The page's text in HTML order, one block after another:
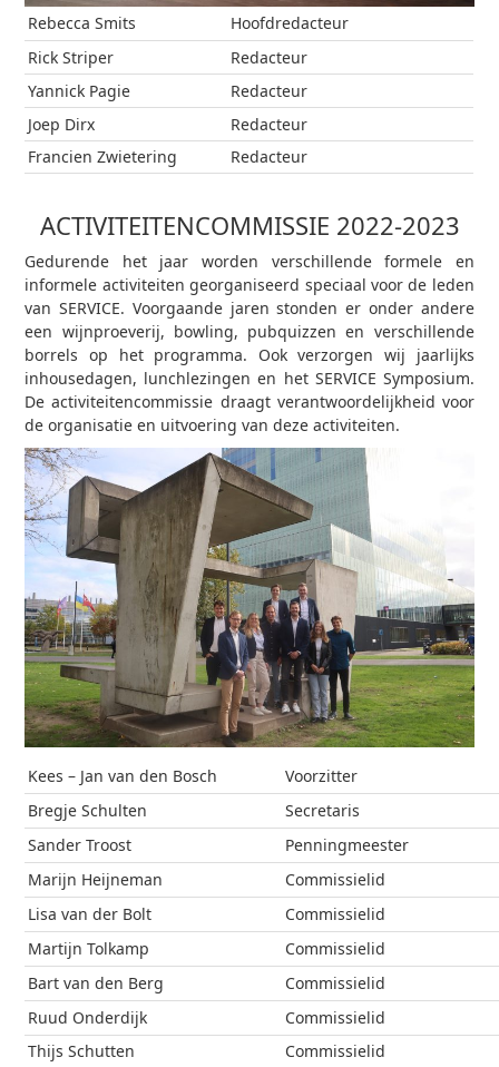
Rebecca Smits
Hoofdredacteur
Rick Striper
Redacteur
Yannick Pagie
Redacteur
Joep Dirx
Redacteur
Francien Zwietering
Redacteur
ACTIVITEITENCOMMISSIE 2022-2023
Gedurende het jaar worden verschillende formele en
informele activiteiten georganiseerd speciaal voor de leden
van SERVICE. Voorgaande jaren stonden er onder andere
een wijnproeverij, bowling, pubquizzen en verschillende
borrels op het programma. Ook verzorgen wij jaarlijks
inhousedagen, lunchlezingen en het SERVICE Symposium.
De activiteitencommissie draagt verantwoordelijkheid voor
de organisatie en uitvoering van deze activiteiten.
Kees – Jan van den Bosch
Voorzitter
Bregje Schulten
Secretaris
Sander Troost
Penningmeester
Marijn Heijneman
Commissielid
Lisa van der Bolt
Commissielid
Martijn Tolkamp
Commissielid
Bart van den Berg
Commissielid
Ruud Onderdijk
Commissielid
Thijs Schutten
Commissielid